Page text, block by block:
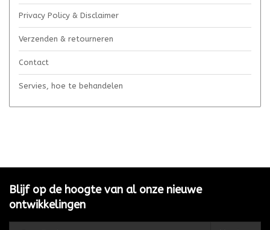
Privacy Policy & Disclaimer
Verzenden & retourneren
Contact
Servies, hoe te behandelen
Blijf op de hoogte van al onze nieuwe
ontwikkelingen